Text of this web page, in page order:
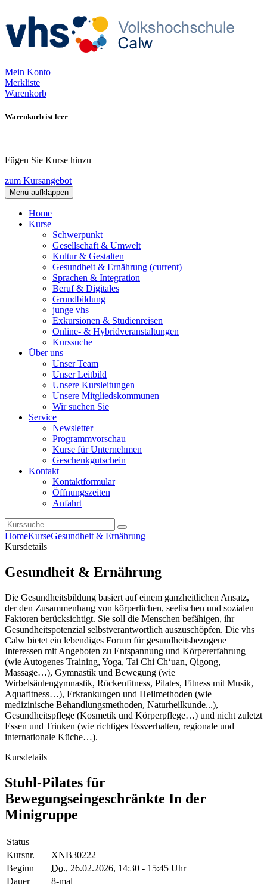
Mein Konto
Merkliste
Warenkorb
Warenkorb ist leer
Fügen Sie Kurse hinzu
zum Kursangebot
Menü aufklappen
Home
Kurse
Schwerpunkt
Gesellschaft & Umwelt
Kultur & Gestalten
Gesundheit & Ernährung (current)
Sprachen & Integration
Beruf & Digitales
Grundbildung
junge vhs
Exkursionen & Studienreisen
Online- & Hybridveranstaltungen
Kurssuche
Über uns
Unser Team
Unser Leitbild
Unsere Kursleitungen
Unsere Mitgliedskommunen
Wir suchen Sie
Service
Newsletter
Programmvorschau
Kurse für Unternehmen
Geschenkgutschein
Kontakt
Kontaktformular
Öffnungszeiten
Anfahrt
HomeKurseGesundheit & Ernährung
Kursdetails
Gesundheit & Ernährung
Die Gesundheitsbildung basiert auf einem ganzheitlichen Ansatz,
der den Zusammenhang von körperlichen, seelischen und sozialen
Faktoren berücksichtigt. Sie soll die Menschen befähigen, ihr
Gesundheitspotenzial selbstverantwortlich auszuschöpfen. Die vhs
Calw bietet ein lebendiges Forum für gesundheitsbezogene
Interessen mit Angeboten zu Entspannung und Körpererfahrung
(wie Autogenes Training, Yoga, Tai Chi Ch‘uan, Qigong,
Massage…), Gymnastik und Bewegung (wie
Wirbelsäulengymnastik, Rückenfitness, Pilates, Fitness mit Musik,
Aquafitness…), Erkrankungen und Heilmethoden (wie
medizinische Behandlungsmethoden, Naturheilkunde...),
Gesundheitspflege (Kosmetik und Körperpflege…) und nicht zuletzt
Essen und Trinken (wie richtiges Essverhalten, regionale und
internationale Küche…).
Kursdetails
Stuhl-Pilates für
Bewegungseingeschränkte In der
Minigruppe
Status
Kursnr.
XNB30222
Beginn
Do., 26.02.2026, 14:30 - 15:45 Uhr
Dauer
8-mal